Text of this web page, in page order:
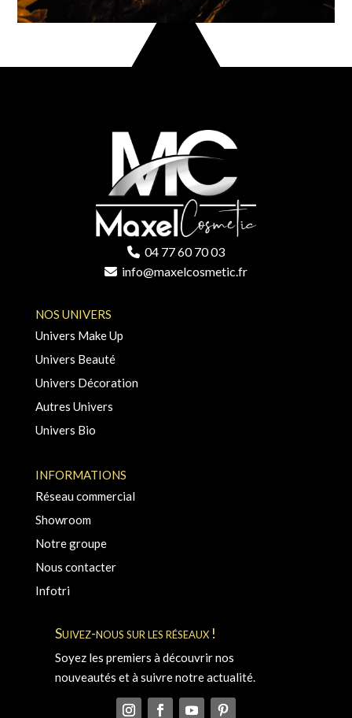
04 77 60 70 03
info@maxelcosmetic.fr
NOS UNIVERS
Univers Make Up
Univers Beauté
Univers Décoration
Autres Univers
Univers Bio
INFORMATIONS
Réseau commercial
Showroom
Notre groupe
Nous contacter
Infotri
Suivez-nous sur les réseaux !
Soyez les premiers à découvrir nos
nouveautés et à suivre notre actualité.